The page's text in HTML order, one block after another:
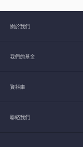
關於我們
我們的基金
資料庫
聯絡我們